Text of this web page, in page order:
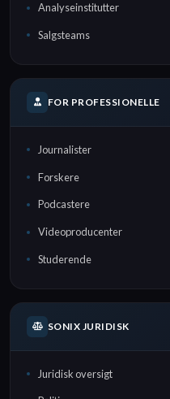
Analyseinstitutter
Salgsteams
FOR PROFESSIONELLE
Journalister
Forskere
Podcastere
Videoproducenter
Studerende
SONIX JURIDISK
Juridisk oversigt